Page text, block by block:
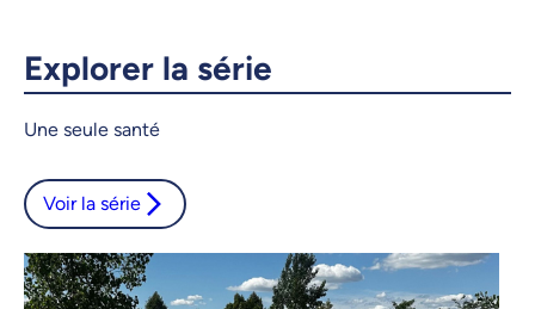
Explorer la série
Une seule santé
Voir la série